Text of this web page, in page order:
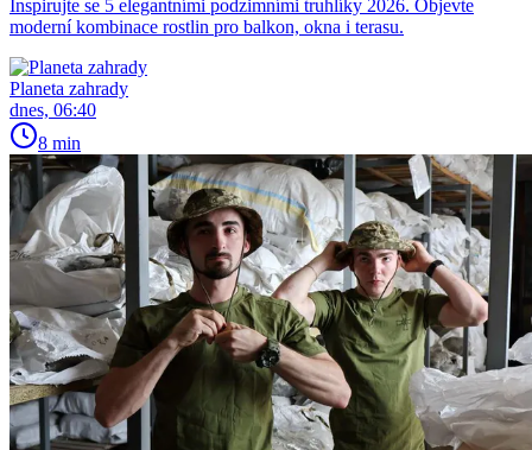
Inspirujte se 5 elegantními podzimními truhlíky 2026. Objevte
moderní kombinace rostlin pro balkon, okna i terasu.
Planeta zahrady
dnes, 06:40
8 min